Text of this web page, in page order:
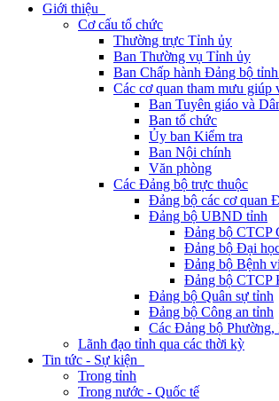
Giới thiệu
Cơ cấu tổ chức
Thường trực Tỉnh ủy
Ban Thường vụ Tỉnh ủy
Ban Chấp hành Đảng bộ
Các cơ quan tham mưu giúp
Ban Tuyên giáo và
Ban tổ chức
Ủy ban Kiểm tra
Ban Nội chính
Văn phòng
Các Đảng bộ trực thuộc
Đảng bộ các cơ quan
Đảng bộ UBND tỉnh
Đảng bộ CTCP
Đảng bộ Đại
Đảng bộ Bệnh
Đảng bộ CTCP
Đảng bộ Quân sự tỉnh
Đảng bộ Công an tỉnh
Các Đảng bộ Phường,
Lãnh đạo tỉnh qua các thời kỳ
Tin tức - Sự kiện
Trong tỉnh
Trong nước - Quốc tế